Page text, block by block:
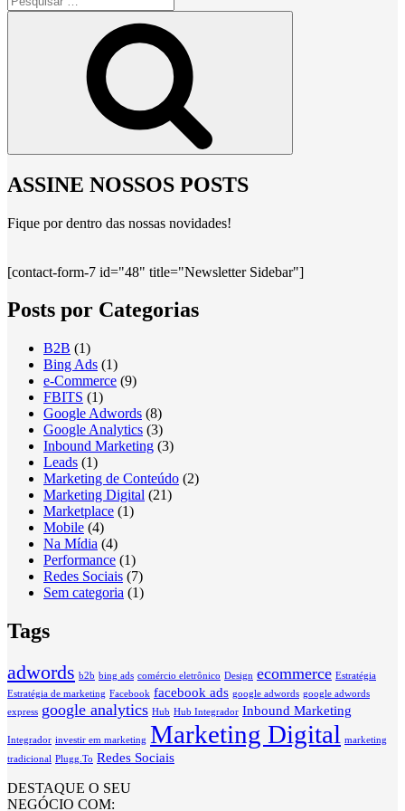
por:
ASSINE NOSSOS POSTS
Fique por dentro das nossas novidades!
[contact-form-7 id="48" title="Newsletter Sidebar"]
Posts por Categorias
B2B (1)
Bing Ads (1)
e-Commerce (9)
FBITS (1)
Google Adwords (8)
Google Analytics (3)
Inbound Marketing (3)
Leads (1)
Marketing de Conteúdo (2)
Marketing Digital (21)
Marketplace (1)
Mobile (4)
Na Mídia (4)
Performance (1)
Redes Sociais (7)
Sem categoria (1)
Tags
adwords b2b bing ads comércio eletrônico Design ecommerce Estratégia
Estratégia de marketing Facebook facebook ads google adwords google adwords
express google analytics Hub Hub Integrador Inbound Marketing
Integrador investir em marketing Marketing Digital marketing
tradicional Plugg.To Redes Sociais
DESTAQUE O SEU
NEGÓCIO COM: